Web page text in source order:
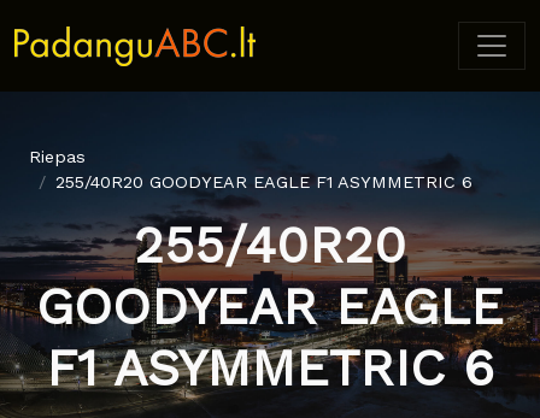
Riepas
255/40R20 GOODYEAR EAGLE F1 ASYMMETRIC 6
255/40R20
GOODYEAR EAGLE
F1 ASYMMETRIC 6